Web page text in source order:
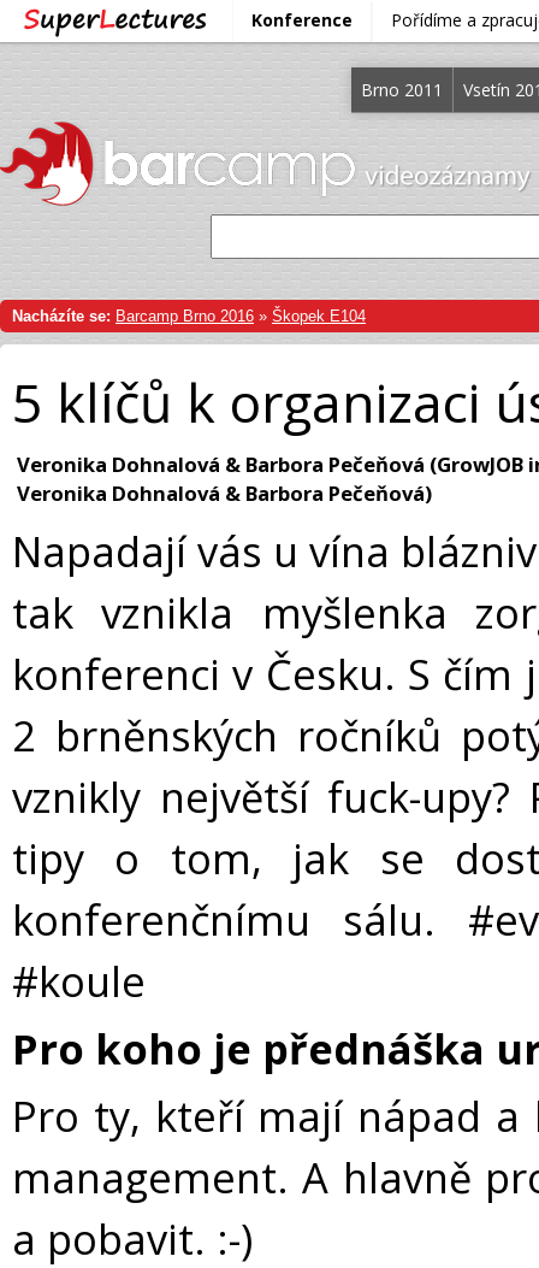
Konference Pořídíme a
Brno 2011 Vsetín
Nacházíte se: Barcamp Brno 2016 » Škopek E104
5 klíčů k organizaci
Veronika Dohnalová & Barbora Pečeňová
Veronika Dohnalová & Barbora Pečeňová)
Napadají vás u vína
tak vznikla myšlenka
konferenci v Česku. S
2 brněnských ročníků
vznikly největší fuck-
tipy o tom, jak se
konferenčnímu sálu.
#koule
Pro koho je přednáška
Pro ty, kteří mají nápad
management. A hlavně
a pobavit. :-)